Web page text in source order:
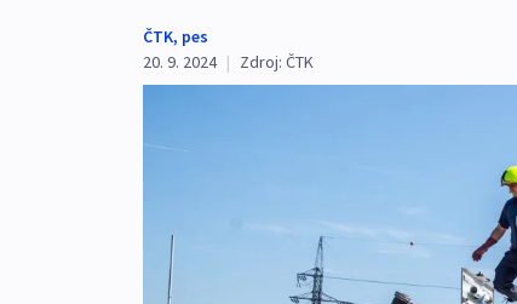
ČTK, pes
20. 9. 2024 | Zdroj: ČTK